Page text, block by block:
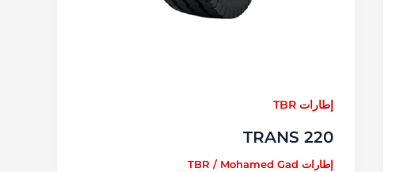
إطارات TBR
TRANS 220
إطارات TBR / Mohamed Gad